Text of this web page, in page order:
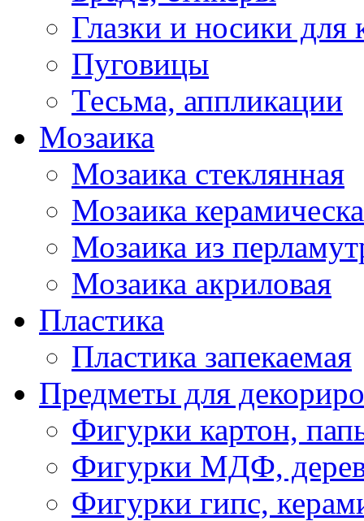
Глазки и носики для
Пуговицы
Тесьма, аппликации
Мозаика
Мозаика стеклянная
Мозаика
Мозаика из
Мозаика акриловая
Пластика
Пластика запекаемая
Предметы для
Фигурки картон,
Фигурки МДФ,
Фигурки гипс,